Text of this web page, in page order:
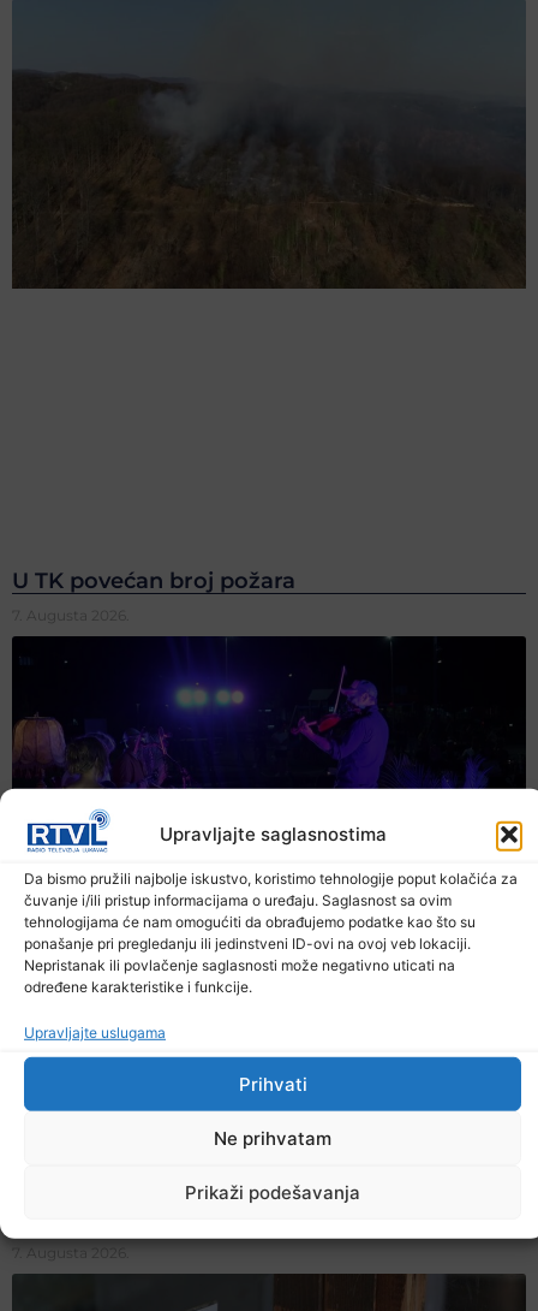
Upravljajte saglasnostima
Da bismo pružili najbolje iskustvo, koristimo tehnologije poput kolačića za
čuvanje i/ili pristup informacijama o uređaju. Saglasnost sa ovim
tehnologijama će nam omogućiti da obrađujemo podatke kao što su
ponašanje pri pregledanju ili jedinstveni ID-ovi na ovoj veb lokaciji.
Nepristanak ili povlačenje saglasnosti može negativno uticati na
određene karakteristike i funkcije.
Upravljajte uslugama
Prihvati
Ne prihvatam
Prikaži podešavanja
U TK povećan broj požara
7. Augusta 2026.
7. Augusta 2026.